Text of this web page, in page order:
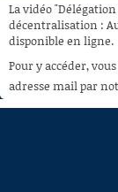
À LA
RECHERCHE
AIDE À LA
DE VIDÉOS
La vidéo
décentralisation :
disponible en ligne.
Pour y accéder,
adresse mail par